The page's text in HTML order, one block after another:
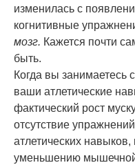
изменилась с
когнитивные
мозг. Кажется почти
быть.
Когда вы занимаетесь
ваши атлетические
фактический рост
отсутствие
атлетических
уменьшению мышечной